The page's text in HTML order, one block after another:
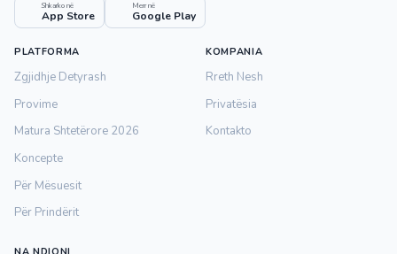
Shkarko në
App Store
Merr në
Google Play
PLATFORMA
Zgjidhje Detyrash
Provime
Matura Shtetërore 2026
Koncepte
Për Mësuesit
Për Prindërit
KOMPANIA
Rreth Nesh
Privatësia
Kontakto